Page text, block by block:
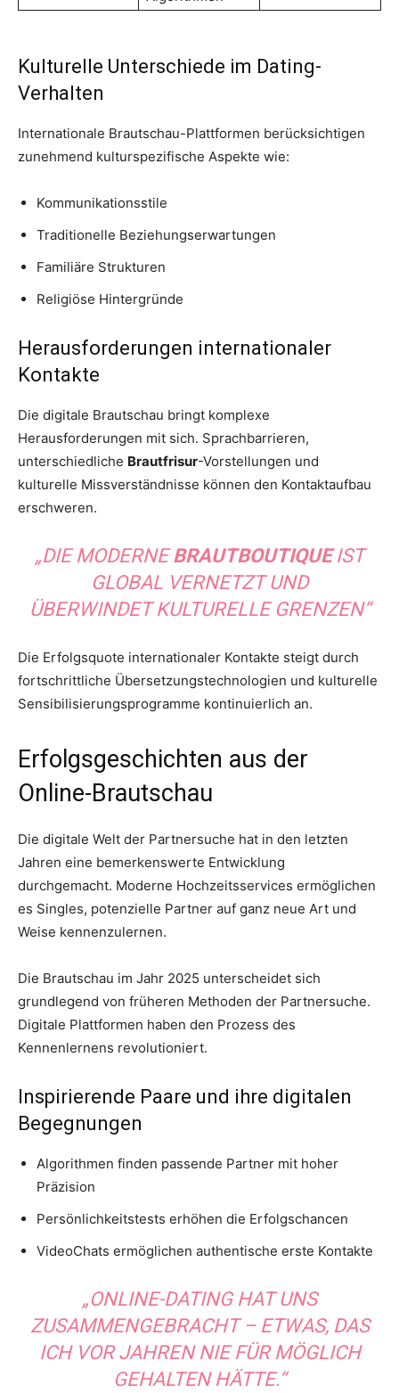
Kulturelle Unterschiede im Dating-
Verhalten
Internationale Brautschau-Plattformen berücksichtigen
zunehmend kulturspezifische Aspekte wie:
Kommunikationsstile
Traditionelle Beziehungserwartungen
Familiäre Strukturen
Religiöse Hintergründe
Herausforderungen internationaler
Kontakte
Die digitale Brautschau bringt komplexe
Herausforderungen mit sich. Sprachbarrieren,
unterschiedliche Brautfrisur-Vorstellungen und
kulturelle Missverständnisse können den Kontaktaufbau
erschweren.
„DIE MODERNEBRAUTBOUTIQUEIST
GLOBAL VERNETZT UND
ÜBERWINDET KULTURELLE GRENZEN“
Die Erfolgsquote internationaler Kontakte steigt durch
fortschrittliche Übersetzungstechnologien und kulturelle
Sensibilisierungsprogramme kontinuierlich an.
Erfolgsgeschichten aus der
Online-Brautschau
Die digitale Welt der Partnersuche hat in den letzten
Jahren eine bemerkenswerte Entwicklung
durchgemacht. Moderne Hochzeitsservices ermöglichen
es Singles, potenzielle Partner auf ganz neue Art und
Weise kennenzulernen.
Die Brautschau im Jahr 2025 unterscheidet sich
grundlegend von früheren Methoden der Partnersuche.
Digitale Plattformen haben den Prozess des
Kennenlernens revolutioniert.
Inspirierende Paare und ihre digitalen
Begegnungen
Algorithmen finden passende Partner mit hoher
Präzision
Persönlichkeitstests erhöhen die Erfolgschancen
VideoChats ermöglichen authentische erste Kontakte
„ONLINE-DATING HAT UNS
ZUSAMMENGEBRACHT – ETWAS, DAS
ICH VOR JAHREN NIE FÜR MÖGLICH
GEHALTEN HÄTTE.“